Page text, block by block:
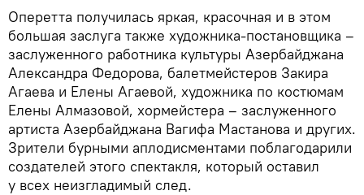
Оперетта получилась яркая, красочная и в этом
большая заслуга также художника-постановщика –
заслуженного работника культуры Азербайджана
Александра Федорова, балетмейстеров Закира
Агаева и Елены Агаевой, художника по костюмам
Елены Алмазовой, хормейстера – заслуженного
артиста Азербайджана Вагифа Мастанова и других.
Зрители бурными аплодисментами поблагодарили
создателей этого спектакля, который оставил
у всех неизгладимый след.